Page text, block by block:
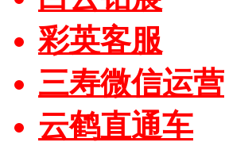
彩英客服
三寿微信运营
云鹤直通车